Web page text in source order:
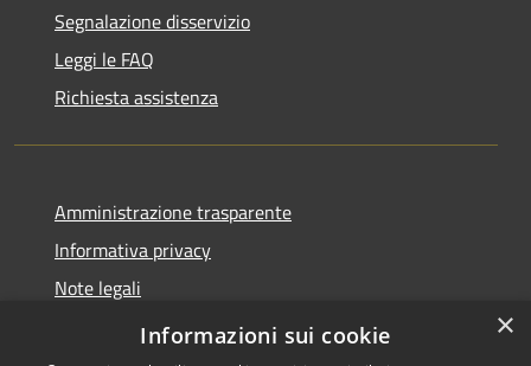
Segnalazione disservizio
Leggi le FAQ
Richiesta assistenza
Amministrazione trasparente
Informativa privacy
Note legali
Dichiarazione di accessibilità
×
Informazioni sui cookie